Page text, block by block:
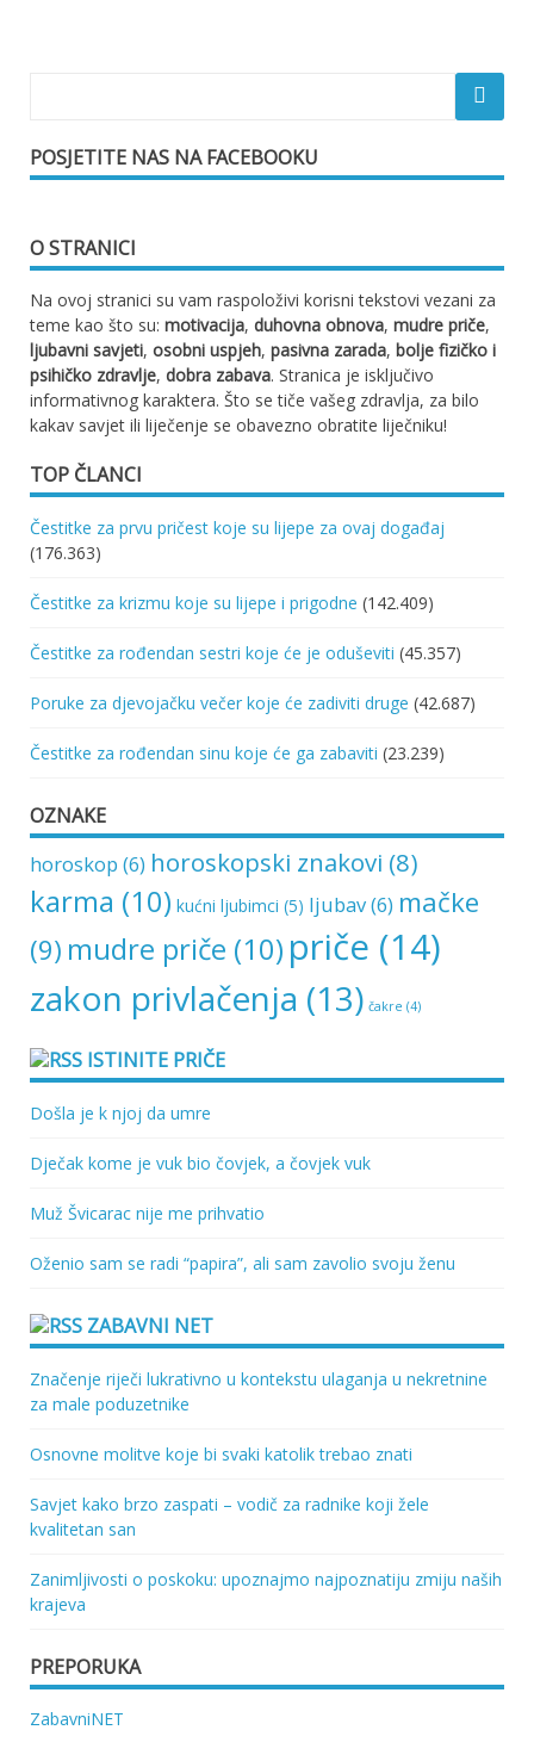
POSJETITE NAS NA FACEBOOKU
O STRANICI
Na ovoj stranici su vam raspoloživi korisni tekstovi vezani za
teme kao što su: motivacija, duhovna obnova, mudre priče,
ljubavni savjeti, osobni uspjeh, pasivna zarada, bolje fizičko i
psihičko zdravlje, dobra zabava. Stranica je isključivo
informativnog karaktera. Što se tiče vašeg zdravlja, za bilo
kakav savjet ili liječenje se obavezno obratite liječniku!
TOP ČLANCI
Čestitke za prvu pričest koje su lijepe za ovaj događaj
(176.363)
Čestitke za krizmu koje su lijepe i prigodne (142.409)
Čestitke za rođendan sestri koje će je oduševiti (45.357)
Poruke za djevojačku večer koje će zadiviti druge (42.687)
Čestitke za rođendan sinu koje će ga zabaviti (23.239)
OZNAKE
horoskop (6) horoskopski znakovi (8)
karma (10) kućni ljubimci (5) ljubav(6) mačke
(9) mudre priče (10) priče (14)
zakon privlačenja (13) čakre (4)
ISTINITE PRIČE
Došla je k njoj da umre
Dječak kome je vuk bio čovjek, a čovjek vuk
Muž Švicarac nije me prihvatio
Oženio sam se radi “papira”, ali sam zavolio svoju ženu
ZABAVNI NET
Značenje riječi lukrativno u kontekstu ulaganja u nekretnine
za male poduzetnike
Osnovne molitve koje bi svaki katolik trebao znati
Savjet kako brzo zaspati – vodič za radnike koji žele
kvalitetan san
Zanimljivosti o poskoku: upoznajmo najpoznatiju zmiju naših
krajeva
PREPORUKA
ZabavniNET